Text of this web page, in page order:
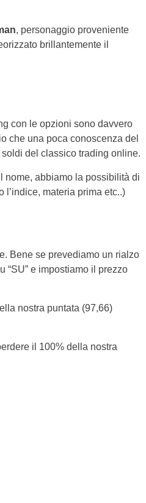
, personaggio proveniente
brillantemente il
con le opzioni sono davvero
che una poca conoscenza del
del classico trading online.
nome, abbiamo la possibilità di
l’indice, materia prima etc..)
Bene se prevediamo un rialzo
“SU” e impostiamo il prezzo
nostra puntata (97,66)
il 100% della nostra